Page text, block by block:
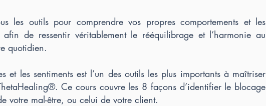
les outils pour comprendre vos propres comportements et les
afin de ressentir véritablement le rééquilibrage et l’harmonie au
quotidien.
et les sentiments est l’un des outils les plus importants à maîtriser
Ce cours couvre les 8 façons d’identifier le blocage
votre mal-être, ou celui de votre client.